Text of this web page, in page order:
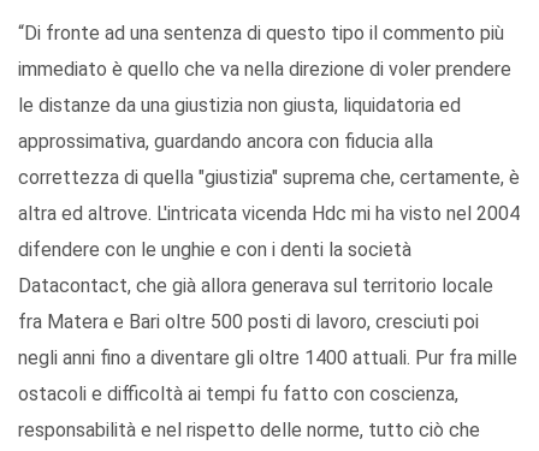
“Di fronte ad una sentenza di questo tipo il commento più
immediato è quello che va nella direzione di voler prendere
le distanze da una giustizia non giusta, liquidatoria ed
approssimativa, guardando ancora con fiducia alla
correttezza di quella "giustizia" suprema che, certamente, è
altra ed altrove. L'intricata vicenda Hdc mi ha visto nel 2004
difendere con le unghie e con i denti la società
Datacontact, che già allora generava sul territorio locale
fra Matera e Bari oltre 500 posti di lavoro, cresciuti poi
negli anni fino a diventare gli oltre 1400 attuali. Pur fra mille
ostacoli e difficoltà ai tempi fu fatto con coscienza,
responsabilità e nel rispetto delle norme, tutto ciò che